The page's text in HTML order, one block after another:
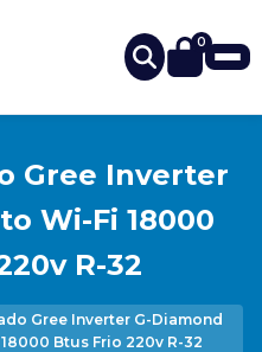
0
Gree Inverter
Wi-Fi 18000
R-32
Gree Inverter G-Diamond
Btus Frio 220v R-32